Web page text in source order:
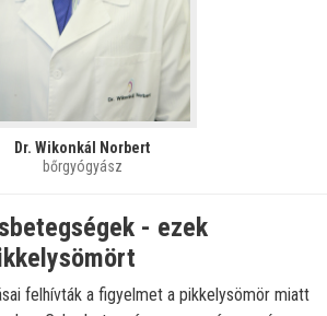
Dr. Wikonkál Norbert
bőrgyógyász
- ezek
felhívták a figyelmet a pikkelysömör miatt